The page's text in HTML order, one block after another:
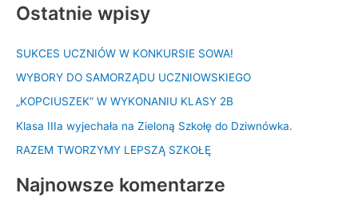
u
a
j
d
l
Ostatnie wpisy
SUKCES UCZNIÓW W KONKURSIE SOWA!
WYBORY DO SAMORZĄDU UCZNIOWSKIEGO
„KOPCIUSZEK” W WYKONANIU KLASY 2B
Klasa IIIa wyjechała na Zieloną Szkołę do Dziwnówka.
RAZEM TWORZYMY LEPSZĄ SZKOŁĘ
Najnowsze komentarze